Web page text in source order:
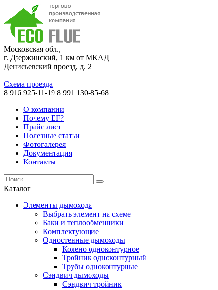
Московская обл.,
г. Дзержинский, 1 км от МКАД
Денисьевский проезд, д. 2
Схема проезда
8 916 925-11-19 8 991 130-85-68
О компании
Почему EF?
Прайс лист
Полезные статьи
Фотогалерея
Документация
Контакты
Каталог
Элементы дымохода
Выбрать элемент на схеме
Баки и теплообменники
Комплектующие
Одностенные дымоходы
Колено одноконтурное
Тройник одноконтурный
Трубы одноконтурные
Сэндвич дымоходы
Cэндвич тройник